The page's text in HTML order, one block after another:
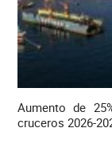
Aumento de
cruceros 2026-